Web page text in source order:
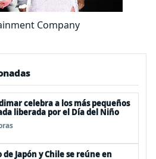
Company
celebra a los más pequeños
liberada por el Día del Niño
Japón y Chile se reúne en